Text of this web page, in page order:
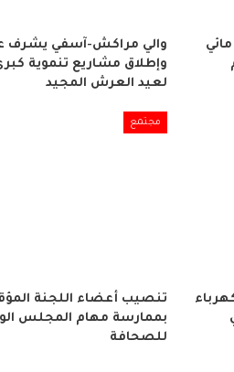
والي مراكش-آسفي يشرف
وإطلاق مشاريع تنموية
لعيد العرش المجيد
مجتمع
تنصيب أعضاء اللجنة
بممارسة مهام المجلس
للصحافة